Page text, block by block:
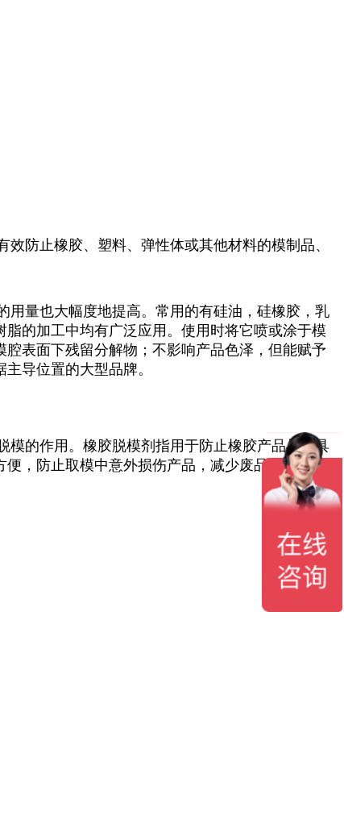
防止橡胶、塑料、弹性体或其他材料的模制品、
量也大幅度地提高。常用的有硅油，硅橡胶，乳
的加工中均有广泛应用。使用时将它喷或涂于模
表面下残留分解物；不影响产品色泽，但能赋予
导位置的大型品牌。
的作用。橡胶脱模剂指用于防止橡胶产品与模具
，防止取模中意外损伤产品，减少废品产生。